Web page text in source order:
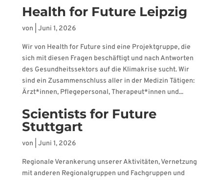
Health for Future Leipzig
von Juni 1, 2026
Wir von Health for Future sind eine Projektgruppe, die
sich mit diesen Fragen beschäftigt und nach Antworten
des Gesundheitssektors auf die Klimakrise sucht. Wir
sind ein Zusammenschluss aller in der Medizin Tätigen:
Ärzt*innen, Pflegepersonal, Therapeut*innen und...
Scientists for Future
Stuttgart
von Juni 1, 2026
Regionale Verankerung unserer Aktivitäten, Vernetzung
mit anderen Regionalgruppen und Fachgruppen und